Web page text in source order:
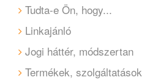
Tudta-e Ön, hogy...
Linkajánló
Jogi háttér, módszertan
Termékek, szolgáltatások